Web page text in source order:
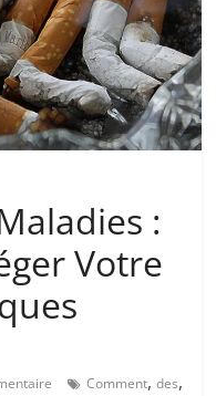
:
Votre
Comment,des,